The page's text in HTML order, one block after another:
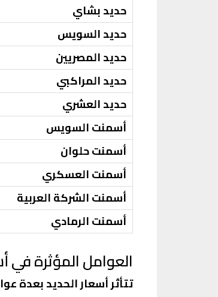
حديد بشاي
حديد السويس
حديد المصريين
حديد المراكبي
حديد العشري
أسمنت السويس
أسمنت حلوان
أسمنت العسكري
أسمنت الشركة العربية
أسمنت الرمادي
العوامل المؤثرة في
تتأثر أسعار الحديد بعدة